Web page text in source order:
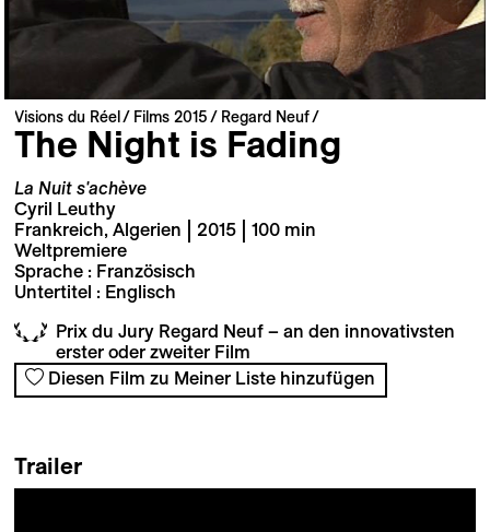
Visions du Réel Films 2015 Regard Neuf
The Night is Fading
La Nuit s'achève
Cyril Leuthy
Frankreich, Algerien | 2015 | 100 min
Weltpremiere
Sprache : Französisch
Untertitel : Englisch
Prix du Jury Regard Neuf – an den innovativsten
erster oder zweiter Film
Diesen Film zu Meiner Liste hinzufügen
Trailer